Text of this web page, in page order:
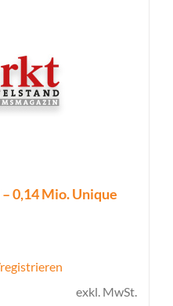
0,14 Mio. Unique
exkl. MwSt.